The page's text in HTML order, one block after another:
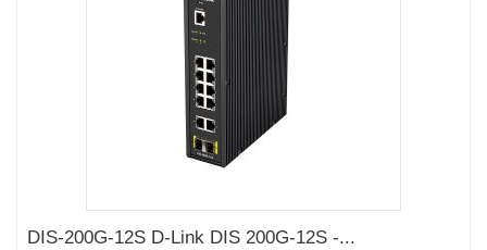
DIS-200G-12S D-Link DIS 200G-12S -...